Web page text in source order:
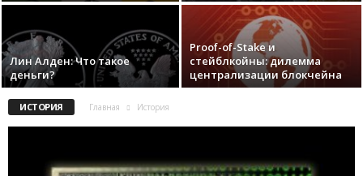
Лин Алден: Что такое
деньги?
Proof-of-Stake и
стейблкойны: дилемма
централизации блокчейна
ИСТОРИЯ Главная История